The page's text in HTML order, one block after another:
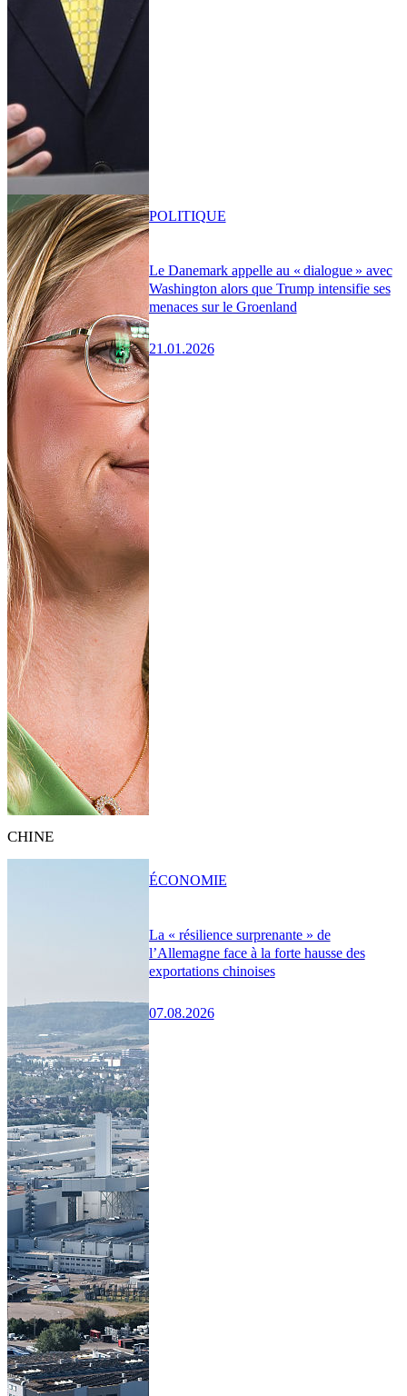
Le Danemark appelle au « dialogue » avec
Washington alors que Trump intensifie ses
menaces sur le Groenland
21.01.2026
POLITIQUE
CHINE
La « résilience surprenante » de
l’Allemagne face à la forte hausse des
exportations chinoises
07.08.2026
ÉCONOMIE